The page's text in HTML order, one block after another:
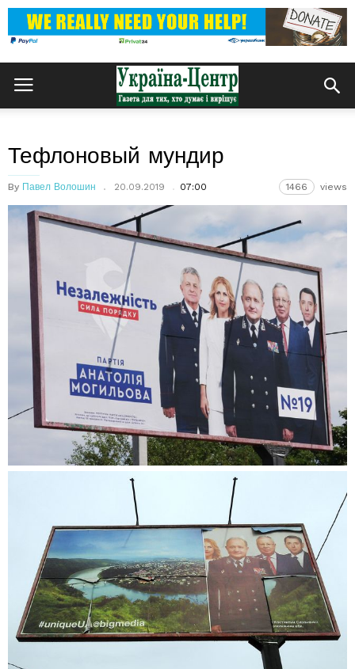
Тефлоновый мундир
By Павел Волошин 20.09.2019 07:00 1466 views